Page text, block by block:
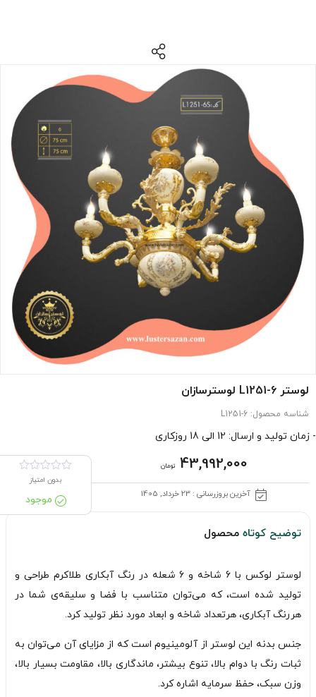
لوستر L1251-6 لوسترسازان
شناسه محصول: L1251-6
- زمان تولید و ارسال: 12 الی 18 روزکاری
43,992,000 تومان
آخرین بروزرسانی : 23 خرداد, 1405
بدون امتیاز
موجود
توضیح کوتاه محصول
لوستر لوکس با 6 شاخه و 6 شعله در رنگ آبکاری طلاکرم طراحی و
تولید شده است، که می‌توان متناسب با فضا و سلیقه‌ی شما در
هررنگ آبکاری، هرتعداد شاخه و ابعاد مورد نظر تولید کرد.
جنس بدنه این لوستر از آلومینیوم است که از مزایای آن می‌توان به
ثبات رنگ با دوام بالا، تنوع بیشتر، ماندگاری بالا، مقاومت بسیار بالا،
وزن سبک، حفظ سرمایه اشاره کرد.